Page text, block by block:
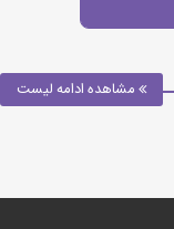
مشاهده ادامه لیست